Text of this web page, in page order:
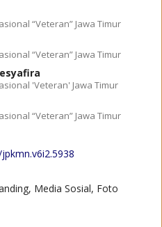
“Veteran” Jawa Timur
“Veteran” Jawa Timur
'Veteran' Jawa Timur
“Veteran” Jawa Timur
Media Sosial, Foto